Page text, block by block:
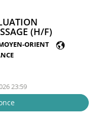
(H/F)
FENÊTRE)
ORIENT
23:59